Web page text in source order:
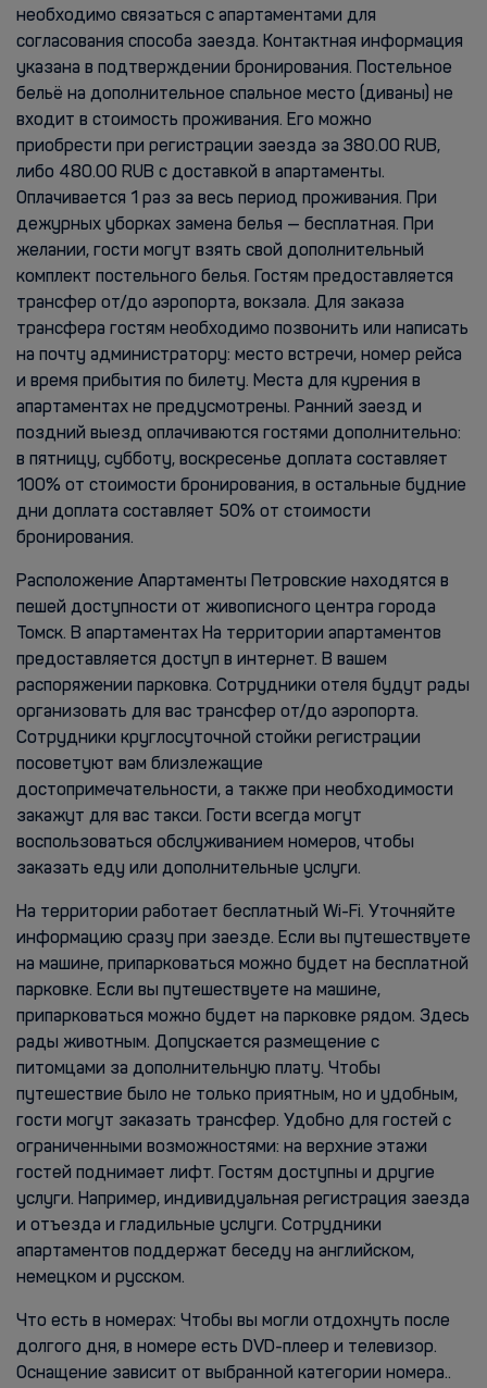
необходимо связаться с апартаментами для
согласования способа заезда. Контактная информация
указана в подтверждении бронирования. Постельное
бельё на дополнительное спальное место (диваны) не
входит в стоимость проживания. Его можно
приобрести при регистрации заезда за 380.00 RUB,
либо 480.00 RUB с доставкой в апартаменты.
Оплачивается 1 раз за весь период проживания. При
дежурных уборках замена белья — бесплатная. При
желании, гости могут взять свой дополнительный
комплект постельного белья. Гостям предоставляется
трансфер от/до аэропорта, вокзала. Для заказа
трансфера гостям необходимо позвонить или написать
на почту администратору: место встречи, номер рейса
и время прибытия по билету. Места для курения в
апартаментах не предусмотрены. Ранний заезд и
поздний выезд оплачиваются гостями дополнительно:
в пятницу, субботу, воскресенье доплата составляет
100% от стоимости бронирования, в остальные будние
дни доплата составляет 50% от стоимости
бронирования.
Расположение Апартаменты Петровские находятся в
пешей доступности от живописного центра города
Томск. В апартаментах На территории апартаментов
предоставляется доступ в интернет. В вашем
распоряжении парковка. Сотрудники отеля будут рады
организовать для вас трансфер от/до аэропорта.
Сотрудники круглосуточной стойки регистрации
посоветуют вам близлежащие
достопримечательности, а также при необходимости
закажут для вас такси. Гости всегда могут
воспользоваться обслуживанием номеров, чтобы
заказать еду или дополнительные услуги.
На территории работает бесплатный Wi-Fi. Уточняйте
информацию сразу при заезде. Если вы путешествуете
на машине, припарковаться можно будет на бесплатной
парковке. Если вы путешествуете на машине,
припарковаться можно будет на парковке рядом. Здесь
рады животным. Допускается размещение с
питомцами за дополнительную плату. Чтобы
путешествие было не только приятным, но и удобным,
гости могут заказать трансфер. Удобно для гостей с
ограниченными возможностями: на верхние этажи
гостей поднимает лифт. Гостям доступны и другие
услуги. Например, индивидуальная регистрация заезда
и отъезда и гладильные услуги. Сотрудники
апартаментов поддержат беседу на английском,
немецком и русском.
Что есть в номерах: Чтобы вы могли отдохнуть после
долгого дня, в номере есть DVD-плеер и телевизор.
Оснащение зависит от выбранной категории номера..